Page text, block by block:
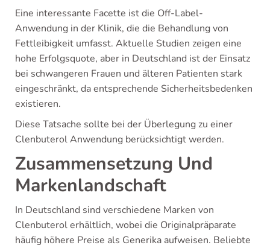
Eine interessante Facette ist die Off-Label-
Anwendung in der Klinik, die die Behandlung von
Fettleibigkeit umfasst. Aktuelle Studien zeigen eine
hohe Erfolgsquote, aber in Deutschland ist der Einsatz
bei schwangeren Frauen und älteren Patienten stark
eingeschränkt, da entsprechende Sicherheitsbedenken
existieren.
Diese Tatsache sollte bei der Überlegung zu einer
Clenbuterol Anwendung berücksichtigt werden.
Zusammensetzung Und
Markenlandschaft
In Deutschland sind verschiedene Marken von
Clenbuterol erhältlich, wobei die Originalpräparate
häufig höhere Preise als Generika aufweisen. Beliebte